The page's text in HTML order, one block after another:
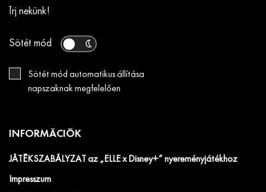
Írj nekünk!
Sötét mód
Sötét mód automatikus állítása
napszaknak megfelelően
INFORMÁCIÓK
JÁTÉKSZABÁLYZAT az „ELLE x Disney+” nyereményjátékhoz
Impresszum